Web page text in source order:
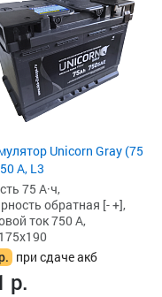
Unicorn Gray (75
А, L3
75 А·ч,
обратная [- +],
ток 750 А,
при сдаче акб
р.